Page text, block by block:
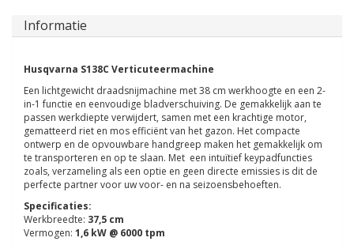
Informatie
Husqvarna S138C Verticuteermachine
Een lichtgewicht draadsnijmachine met 38 cm werkhoogte en een 2-
in-1 functie en eenvoudige bladverschuiving. De gemakkelijk aan te
passen werkdiepte verwijdert, samen met een krachtige motor,
gematteerd riet en mos efficiënt van het gazon. Het compacte
ontwerp en de opvouwbare handgreep maken het gemakkelijk om
te transporteren en op te slaan. Met een intuïtief keypadfuncties
zoals, verzameling als een optie en geen directe emissies is dit de
perfecte partner voor uw voor- en na seizoensbehoeften.
Specificaties:
Werkbreedte: 37,5 cm
Vermogen: 1,6 kW @ 6000 tpm